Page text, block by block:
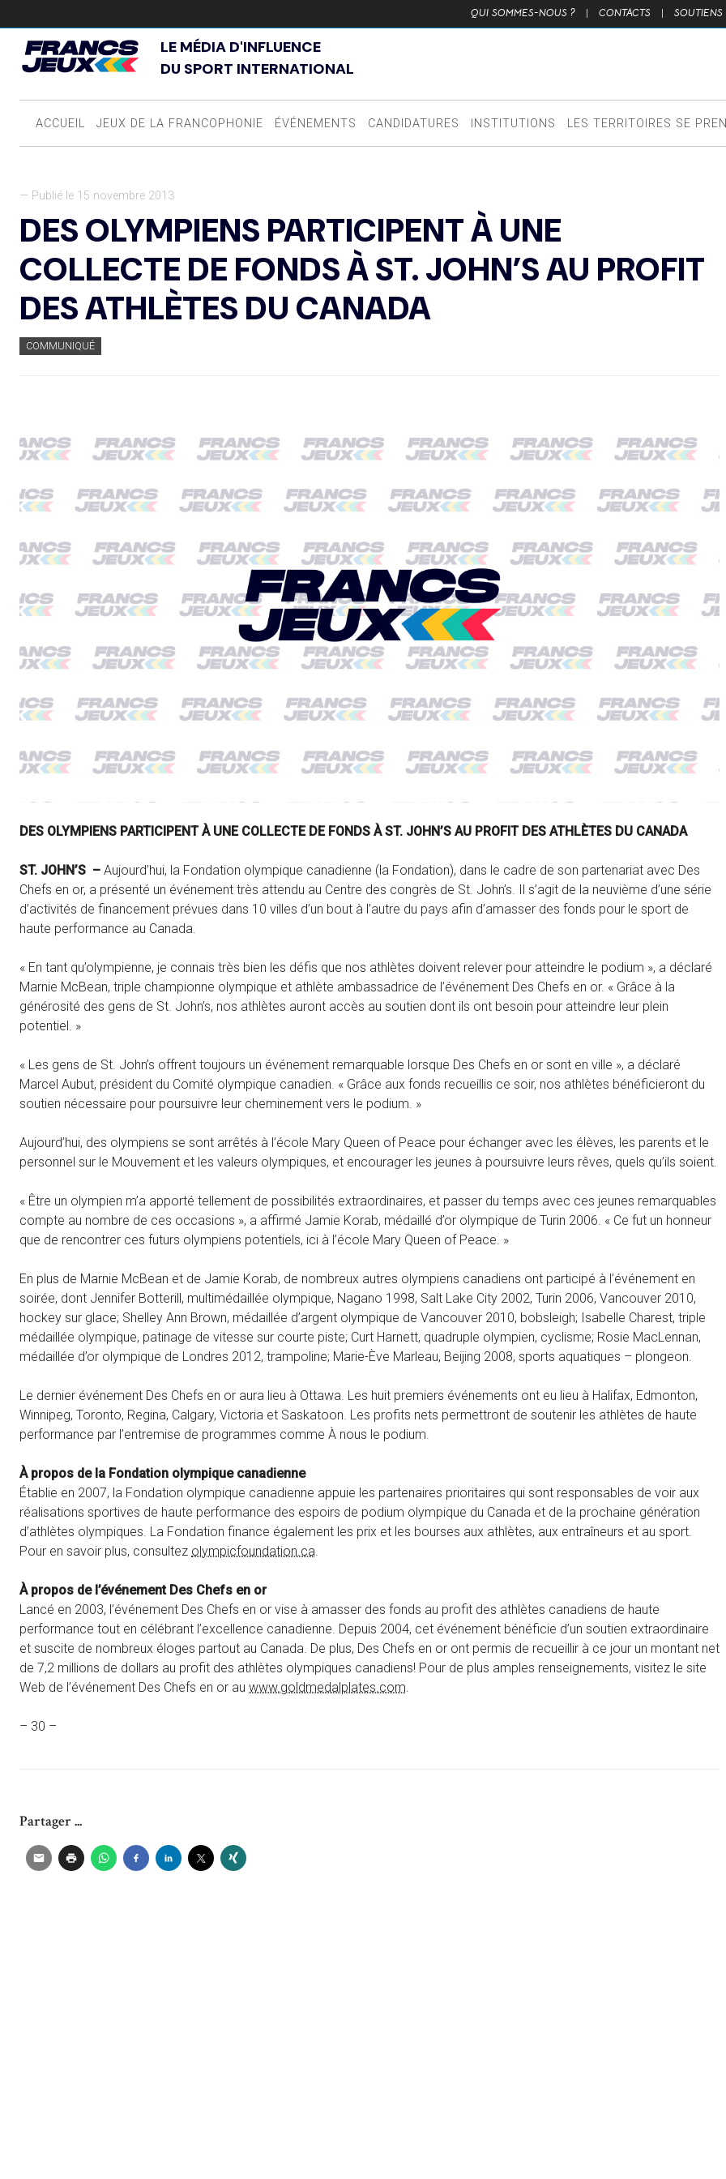
QUI SOMMES-NOUS ? | CONTACTS | SOUTIENS
LE MÉDIA D'INFLUENCE
DU SPORT INTERNATIONAL
ACCUEIL JEUX DE LA FRANCOPHONIE ÉVÉNEMENTS CANDIDATURES INSTITUTIONS LES TERRITOIRES SE
— Publié le 15 novembre 2013
DES OLYMPIENS PARTICIPENT À UNE
COLLECTE DE FONDS À ST. JOHN’S AU PROFIT
DES ATHLÈTES DU CANADA
COMMUNIQUÉ
DES OLYMPIENS PARTICIPENT À UNE COLLECTE DE FONDS À ST. JOHN’S AU PROFIT DES ATHLÈTES DU CANADA
ST. JOHN’S – Aujourd’hui, la Fondation olympique canadienne (la Fondation), dans le cadre de son partenariat avec Des
Chefs en or, a présenté un événement très attendu au Centre des congrès de St. John’s. Il s’agit de la neuvième d’une série
d’activités de financement prévues dans 10 villes d’un bout à l’autre du pays afin d’amasser des fonds pour le sport de
haute performance au Canada.
« En tant qu’olympienne, je connais très bien les défis que nos athlètes doivent relever pour atteindre le podium », a déclaré
Marnie McBean, triple championne olympique et athlète ambassadrice de l’événement Des Chefs en or. « Grâce à la
générosité des gens de St. John’s, nos athlètes auront accès au soutien dont ils ont besoin pour atteindre leur plein
potentiel. »
« Les gens de St. John’s offrent toujours un événement remarquable lorsque Des Chefs en or sont en ville », a déclaré
Marcel Aubut, président du Comité olympique canadien. « Grâce aux fonds recueillis ce soir, nos athlètes bénéficieront du
soutien nécessaire pour poursuivre leur cheminement vers le podium. »
Aujourd’hui, des olympiens se sont arrêtés à l’école Mary Queen of Peace pour échanger avec les élèves, les parents et le
personnel sur le Mouvement et les valeurs olympiques, et encourager les jeunes à poursuivre leurs rêves, quels qu’ils soient.
« Être un olympien m’a apporté tellement de possibilités extraordinaires, et passer du temps avec ces jeunes remarquables
compte au nombre de ces occasions », a affirmé Jamie Korab, médaillé d’or olympique de Turin 2006. « Ce fut un honneur
que de rencontrer ces futurs olympiens potentiels, ici à l’école Mary Queen of Peace. »
En plus de Marnie McBean et de Jamie Korab, de nombreux autres olympiens canadiens ont participé à l’événement en
soirée, dont Jennifer Botterill, multimédaillée olympique, Nagano 1998, Salt Lake City 2002, Turin 2006, Vancouver 2010,
hockey sur glace; Shelley Ann Brown, médaillée d’argent olympique de Vancouver 2010, bobsleigh; Isabelle Charest, triple
médaillée olympique, patinage de vitesse sur courte piste; Curt Harnett, quadruple olympien, cyclisme; Rosie MacLennan,
médaillée d’or olympique de Londres 2012, trampoline; Marie-Ève Marleau, Beijing 2008, sports aquatiques – plongeon.
Le dernier événement Des Chefs en or aura lieu à Ottawa. Les huit premiers événements ont eu lieu à Halifax, Edmonton,
Winnipeg, Toronto, Regina, Calgary, Victoria et Saskatoon. Les profits nets permettront de soutenir les athlètes de haute
performance par l’entremise de programmes comme À nous le podium.
À propos de la Fondation olympique canadienne
Établie en 2007, la Fondation olympique canadienne appuie les partenaires prioritaires qui sont responsables de voir aux
réalisations sportives de haute performance des espoirs de podium olympique du Canada et de la prochaine génération
d’athlètes olympiques. La Fondation finance également les prix et les bourses aux athlètes, aux entraîneurs et au sport.
Pour en savoir plus, consultez olympicfoundation.ca.
À propos de l’événement Des Chefs en or
Lancé en 2003, l’événement Des Chefs en or vise à amasser des fonds au profit des athlètes canadiens de haute
performance tout en célébrant l’excellence canadienne. Depuis 2004, cet événement bénéficie d’un soutien extraordinaire
et suscite de nombreux éloges partout au Canada. De plus, Des Chefs en or ont permis de recueillir à ce jour un montant net
de 7,2 millions de dollars au profit des athlètes olympiques canadiens! Pour de plus amples renseignements, visitez le site
Web de l’événement Des Chefs en or au www.goldmedalplates.com.
– 30 –
Partager ...